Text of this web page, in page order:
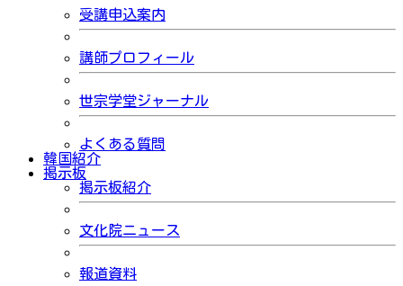
受講申込案内
講師プロフィール
世宗学堂ジャーナル
よくある質問
韓国紹介
掲示板
掲示板紹介
文化院ニュース
報道資料